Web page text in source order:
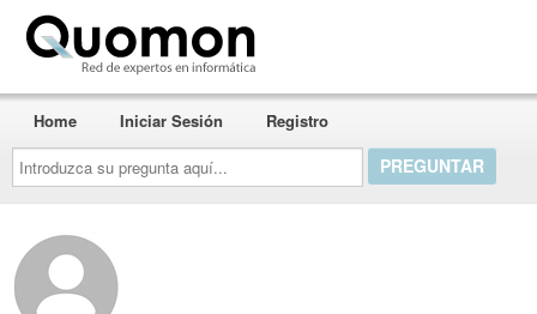
Introduzca
su
pregunta
aquí...
Home Iniciar Sesión Registro